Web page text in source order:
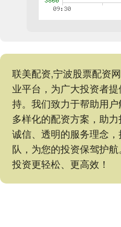
联美配资,宁波股票配资
业平台，为广大投资者
持。我们致力于帮助用
多样化的配资方案，助
诚信、透明的服务理念
队，为您的投资保驾护
投资更轻松、更高效！